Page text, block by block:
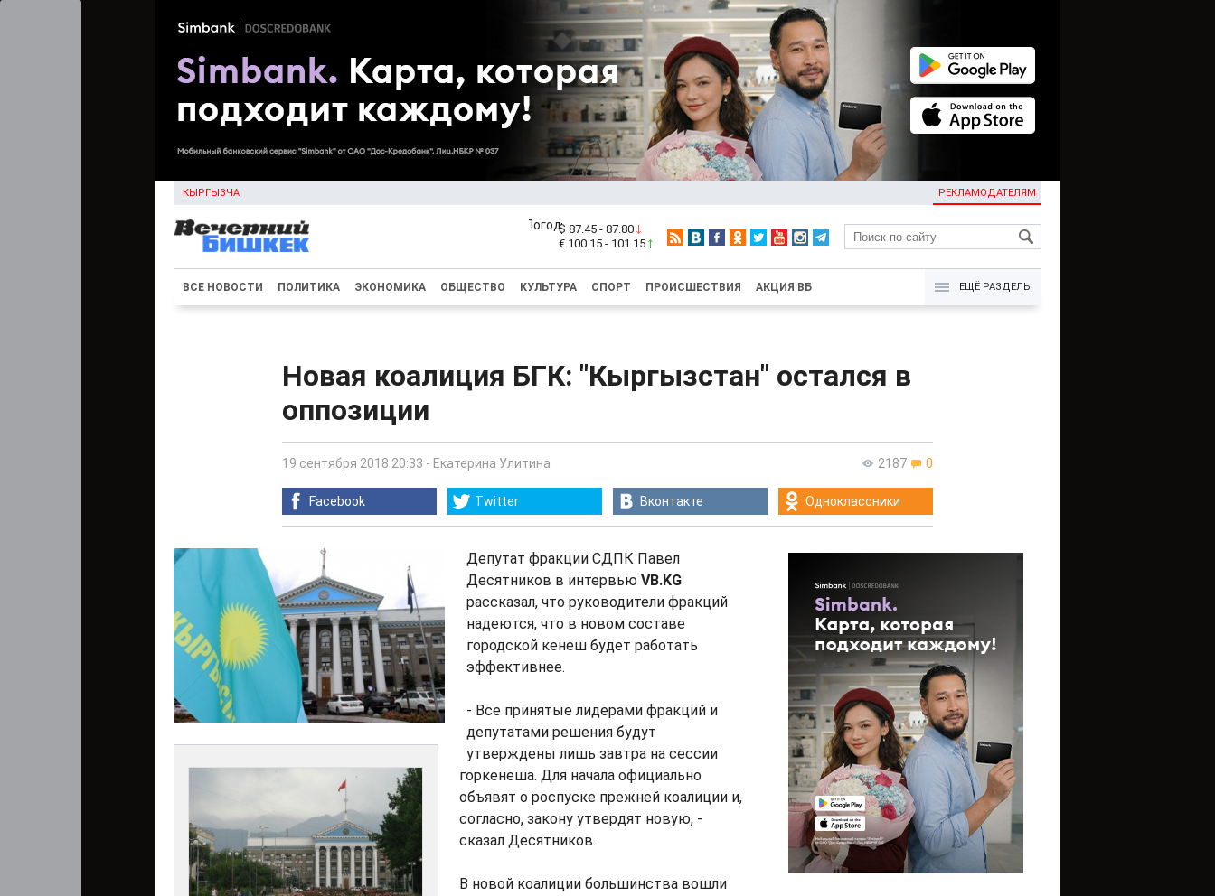
КЫРГЫЗЧА РЕКЛАМОДАТЕЛЯМ
KG
$ 87.45 - 87.80
€ 100.15 - 101.15
ВСЕ НОВОСТИ ПОЛИТИКА ЭКОНОМИКА ОБЩЕСТВО КУЛЬТУРА СПОРТ ПРОИСШЕСТВИЯ АКЦИЯ ВБ ЕЩЁ РАЗДЕЛЫ
Новая коалиция БГК: "Кыргызстан" остался в
оппозиции
2187 0
19 сентября 2018 20:33 - Екатерина Улитина
Facebook Twitter Вконтакте Одноклассники
Депутат фракции СДПК Павел
Десятников в интервью VB.KG
рассказал, что руководители фракций
надеются, что в новом составе
городской кенеш будет работать
эффективнее.
- Все принятые лидерами фракций и
депутатами решения будут
утверждены лишь завтра на сессии
горкенеша. Для начала официально
объявят о роспуске прежней коалиции и,
согласно, закону утвердят новую, -
сказал Десятников.
В новой коалиции большинства вошли